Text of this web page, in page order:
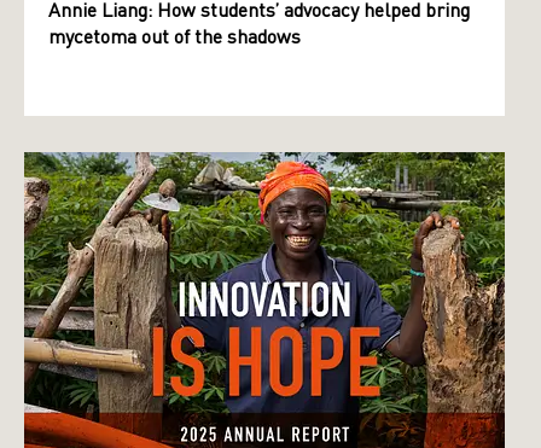
Annie Liang: How students’ advocacy helped bring
mycetoma out of the shadows